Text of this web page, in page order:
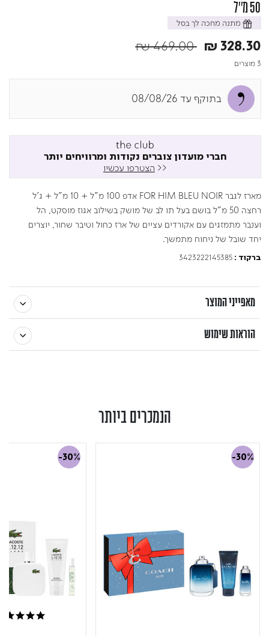
50 מ''ל
מתנה מחכה לך בסל
Price reduced from
₪ 469.00to₪ 328.30
3 מוצרים
בתוקף עד 08/08/26
חברי מועדון צוברים נקודות ומרוויחים יותר
<< הצטרפו עכשיו
מארז לגבר FOR HIM BLEU NOIR אדפ 100 מ"ל + 10 מ"ל + ג'ל
רחצה 50 מ"ל בושם בעל תו לב של מושק בשילוב אגוז מוסקט, הל
וענבר מתמזגים עם אקורדים עציים של ארז כחול וטיבר שחור, יוצרים
יחד שובל של ניחוח מתמשך.
ברקוד :3423222145385
מאפייני המוצר
הוראות שימוש
הנמכרים ביותר
-30%
5.0 star rating
-30%